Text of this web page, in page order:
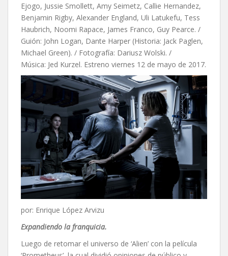
Ejogo, Jussie Smollett, Amy Seimetz, Callie Hernandez,
Benjamin Rigby, Alexander England, Uli Latukefu, Tess
Haubrich, Noomi Rapace, James Franco, Guy Pearce. /
Guión: John Logan, Dante Harper (Historia: Jack Paglen,
Michael Green). / Fotografía: Dariusz Wolski. /
Música: Jed Kurzel. Estreno viernes 12 de mayo de 2017.
por: Enrique López Arvizu
Expandiendo la franquicia.
Luego de retomar el universo de ‘Alien’ con la película